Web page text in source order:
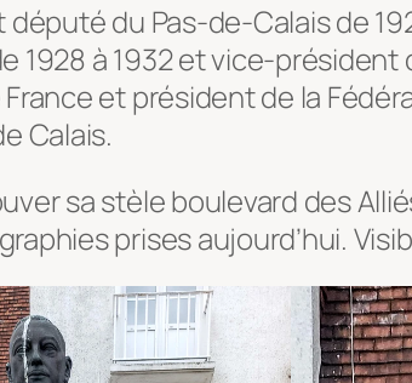
du Pas-de-Calais de
1928 à 1932 et vice-
et président de la
Calais.
sa stèle boulevard des
prises aujourd’hui.